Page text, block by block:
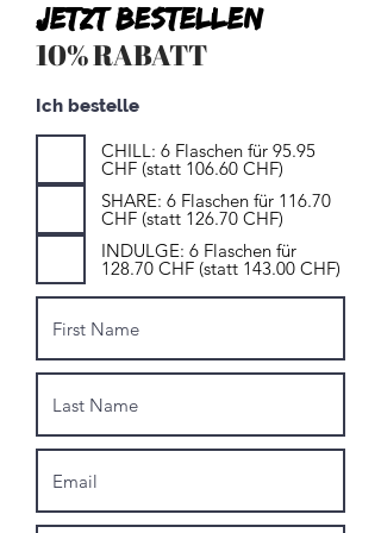
JETZT BESTELLEN
10% RABATT
Ich bestelle
CHILL: 6 Flaschen für 95.95
CHF (statt 106.60 CHF)
SHARE: 6 Flaschen für 116.70
CHF (statt 126.70 CHF)
INDULGE: 6 Flaschen für
128.70 CHF (statt 143.00 CHF)